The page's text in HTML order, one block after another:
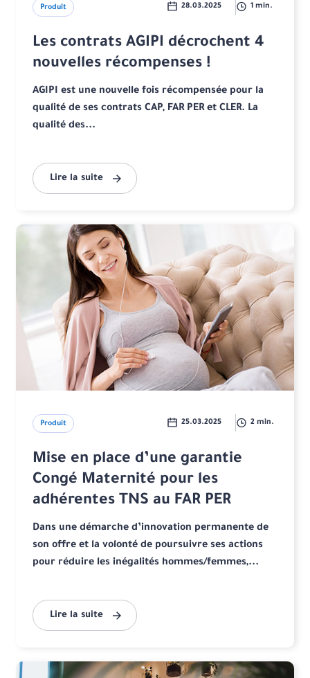
Produit 28.03.2025 1 min.
Les contrats AGIPI décrochent 4
nouvelles récompenses !
AGIPI est une nouvelle fois récompensée pour la
qualité de ses contrats CAP, FAR PER et CLER. La
qualité des...
Lire la suite
Produit 25.03.2025 2 min.
Mise en place d’une garantie
Congé Maternité pour les
adhérentes TNS au FAR PER
Dans une démarche d’innovation permanente de
son offre et la volonté de poursuivre ses actions
pour réduire les inégalités hommes/femmes,...
Lire la suite